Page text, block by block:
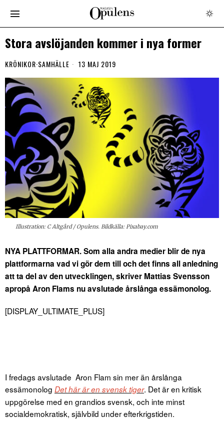
Stora avslöjanden kommer i nya former
KRÖNIKOR·SAMHÄLLE 13 MAJ 2019
Illustration: C Altgård / Opulens. Bildkälla: Pixabay.com
NYA PLATTFORMAR. Som alla andra medier blir de nya
plattformarna vad vi gör dem till och det finns all anledning
att ta del av den utvecklingen, skriver Mattias Svensson
apropå Aron Flams nu avslutade årslånga essämonolog.
[DISPLAY_ULTIMATE_PLUS]
I fredags avslutade Aron Flam sin mer än årslånga
essämonolog Det här är en svensk tiger. Det är en kritisk
uppgörelse med en grandios svensk, och inte minst
socialdemokratisk, självbild under efterkrigstiden.